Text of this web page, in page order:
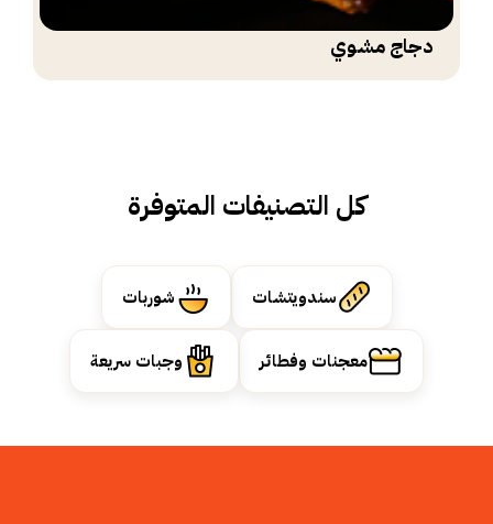
دجاج مشوي
كل التصنيفات المتوفرة
سندويتشات شوربات
معجنات وفطائر وجبات سريعة